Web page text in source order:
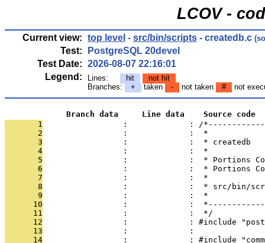
LCOV -
Current view: top level - src/bin/scripts - createdb.c
Test:
PostgreSQL 20devel
Test Date: 2026-08-07 22:16:01
Legend:
Lines: hit
not hit
Branches:
+ taken - not taken # not
             Branch data     Line data    Source code
       1
:             : /
       2
                 :             :  *
       3
                 :             :  * createdb
       4
                 :             :  *
       5
:             :  * Portions
       6
:             :  * Portions
       7
                 :             :  *
       8
:             :  * src/bin/
       9
                 :             :  *
      10
:             :
      11
                 :             :  */
      12
:             : #include
      13
                 :             :
      14
:             : #include